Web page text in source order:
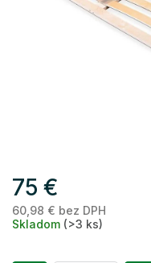
75 €
60,98 € bez DPH
Skladom (>3 ks)